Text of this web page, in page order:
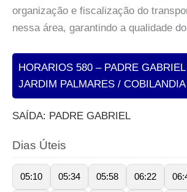
organização e fiscalização do
nessa área, garantindo a qualidade
HORARIOS 580 – PADRE
JARDIM PALMARES / COBILANDIA
SAÍDA: PADRE GABRIEL
Dias Úteis
05:10 05:34 05:58 06:22